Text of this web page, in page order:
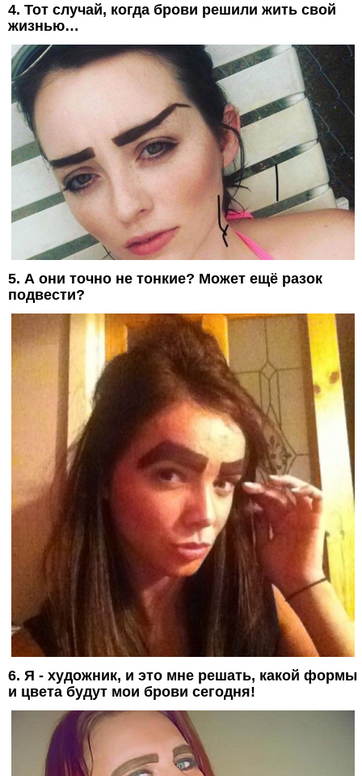
4. Тот случай, когда брови решили жить свой
жизнью…
5. А они точно не тонкие? Может ещё разок
подвести?
6. Я - художник, и это мне решать, какой формы
и цвета будут мои брови сегодня!